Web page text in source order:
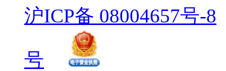
沪ICP备 08004657号-8
号